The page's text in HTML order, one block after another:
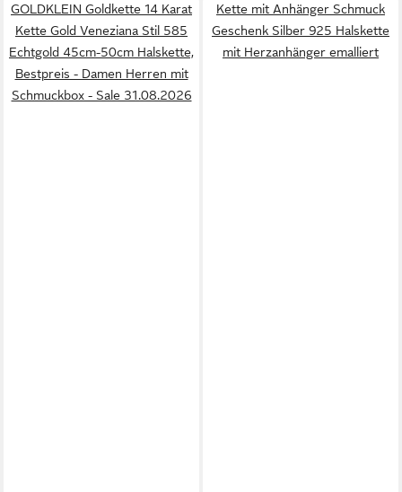
GOLDKLEIN Goldkette 14 Karat
Kette Gold Veneziana Stil 585
Echtgold 45cm-50cm Halskette,
Bestpreis - Damen Herren mit
Schmuckbox - Sale 31.08.2026
Kette mit Anhänger Schmuck
Geschenk Silber 925 Halskette
mit Herzanhänger emalliert